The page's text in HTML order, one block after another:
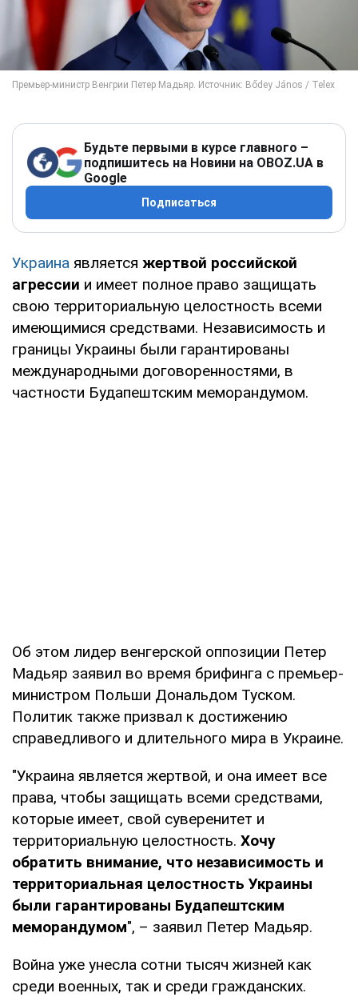
Будьте первыми в курсе главного –
подпишитесь на Новини на OBOZ.UA в
Google
Подписаться
Украина является жертвой российской
агрессии и имеет полное право защищать
свою территориальную целостность всеми
имеющимися средствами. Независимость и
границы Украины были гарантированы
международными договоренностями, в
частности Будапештским меморандумом.
Об этом лидер венгерской оппозиции Петер
Мадьяр заявил во время брифинга с премьер-
министром Польши Дональдом Туском.
Политик также призвал к достижению
справедливого и длительного мира в Украине.
"Украина является жертвой, и она имеет все
права, чтобы защищать всеми средствами,
которые имеет, свой суверенитет и
территориальную целостность. Хочу
обратить внимание, что независимость и
территориальная целостность Украины
были гарантированы Будапештским
меморандумом", – заявил Петер Мадьяр.
Война уже унесла сотни тысяч жизней как
среди военных, так и среди гражданских.